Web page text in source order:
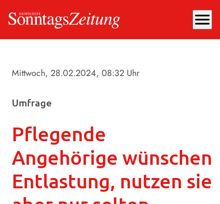
menu
Mittwoch, 28.02.2024, 08:32 Uhr
Umfrage
Pflegende
Angehörige wünschen
Entlastung, nutzen sie